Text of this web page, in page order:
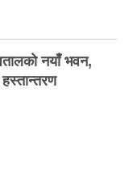
नयाँ भवन,